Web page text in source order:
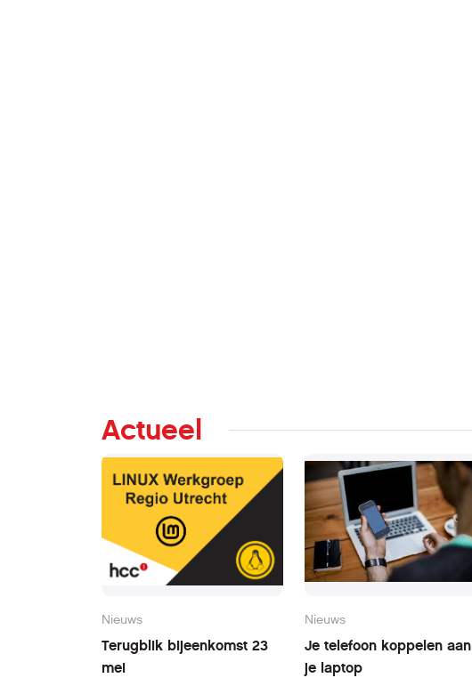
Actueel
Nieuws
Terugblik bijeenkomst 23
mei
Nieuws
Je telefoon koppelen aan
je laptop